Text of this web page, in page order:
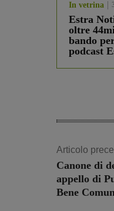
In vetrina
Estra
oltre
bando
podcast
Articolo
Canone di
appello di
Bene